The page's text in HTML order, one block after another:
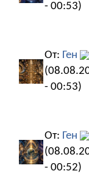
- 00:53)
От: Ген
- 00:53)
От: Ген
- 00:52)